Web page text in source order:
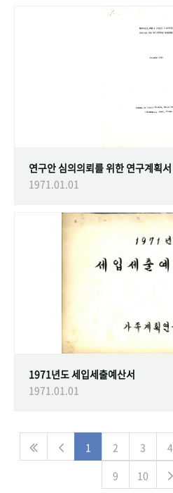
연구안 심의의뢰를 위한 연구계획서
1971.01.01
1971년도 세입세출예산서
1971.01.01
1 2 3 4
9
10